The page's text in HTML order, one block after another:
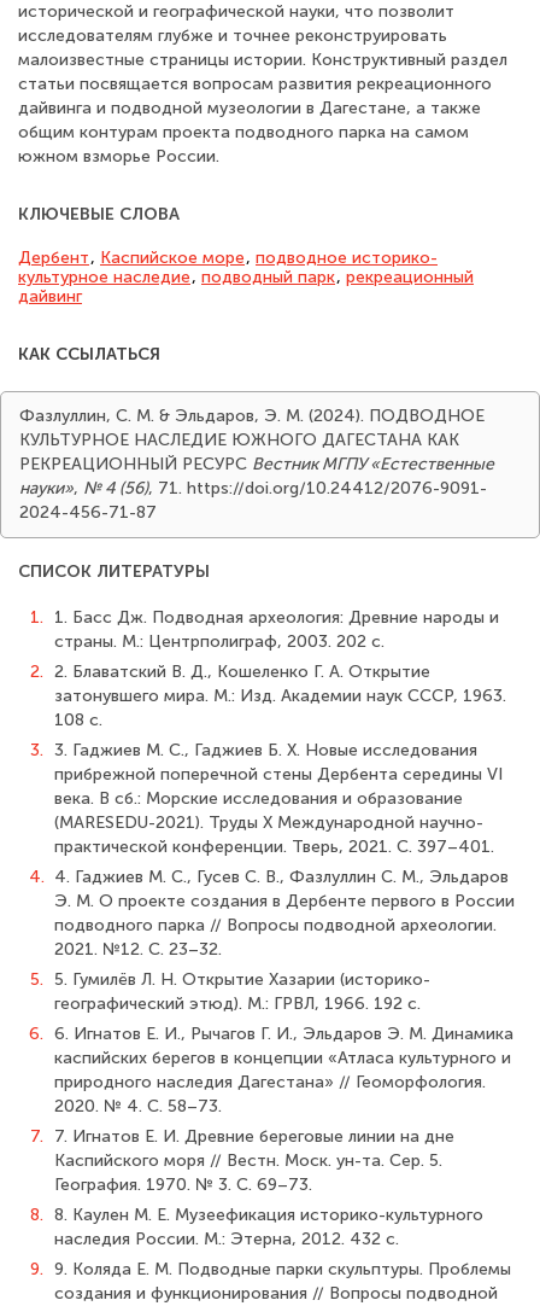
исторической и географической науки, что позволит
исследователям глубже и точнее реконструировать
малоизвестные страницы истории. Конструктивный раздел
статьи посвящается вопросам развития рекреационного
дайвинга и подводной музеологии в Дагестане, а также
общим контурам проекта подводного парка на самом
южном взморье России.
КЛЮЧЕВЫЕ СЛОВА
Дербент, Каспийское море, подводное историко-
культурное наследие, подводный парк, рекреационный
дайвинг
КАК ССЫЛАТЬСЯ
Фазлуллин, С. М. & Эльдаров, Э. М. (2024). ПОДВОДНОЕ
КУЛЬТУРНОЕ НАСЛЕДИЕ ЮЖНОГО ДАГЕСТАНА КАК
РЕКРЕАЦИОННЫЙ РЕСУРС Вестник МГПУ «Естественные
науки», № 4 (56), 71. https://doi.org/10.24412/2076-9091-
2024-456-71-87
СПИСОК ЛИТЕРАТУРЫ
1.
1. Басс Дж. Подводная археология: Древние народы и
страны. М.: Центрполиграф, 2003. 202 с.
2. 2. Блаватский В. Д., Кошеленко Г. А. Открытие
затонувшего мира. М.: Изд. Академии наук СССР, 1963.
108 с.
3. 3. Гаджиев М. С., Гаджиев Б. Х. Новые исследования
прибрежной поперечной стены Дербента середины VI
века. В сб.: Морские исследования и образование
(MARESEDU-2021). Труды X Международной научно-
практической конференции. Тверь, 2021. С. 397–401.
4. 4. Гаджиев М. С., Гусев С. В., Фазлуллин С. М., Эльдаров
Э. М. О проекте создания в Дербенте первого в России
подводного парка // Вопросы подводной археологии.
2021. №12. С. 23–32.
5. 5. Гумилёв Л. Н. Открытие Хазарии (историко-
географический этюд). М.: ГРВЛ, 1966. 192 с.
6. 6. Игнатов Е. И., Рычагов Г. И., Эльдаров Э. М. Динамика
каспийских берегов в концепции «Атласа культурного и
природного наследия Дагестана» // Геоморфология.
2020. № 4. С. 58–73.
7.
7. Игнатов Е. И. Древние береговые линии на дне
Каспийского моря // Вестн. Моск. ун-та. Сер. 5.
География. 1970. № 3. С. 69–73.
8. 8. Каулен М. Е. Музеефикация историко-культурного
наследия России. М.: Этерна, 2012. 432 с.
9. 9. Коляда Е. М. Подводные парки скульптуры. Проблемы
создания и функционирования // Вопросы подводной